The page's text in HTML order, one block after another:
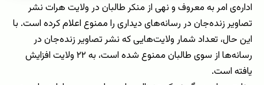
اداره‌ی امر به ‌معروف و نهی از منکر طالبان در ولایت هرات نشر
تصاویر زنده‌جان در رسانه‌های دیداری را ممنوع اعلام کرده است. با
این حال، تعداد شمار ولایت‌هایی که نشر تصاویر زنده‌جان در
رسانه‌ها از سوی طالبان ممنوع شده است، به ۲۲ ولایت افزایش
یافته است.